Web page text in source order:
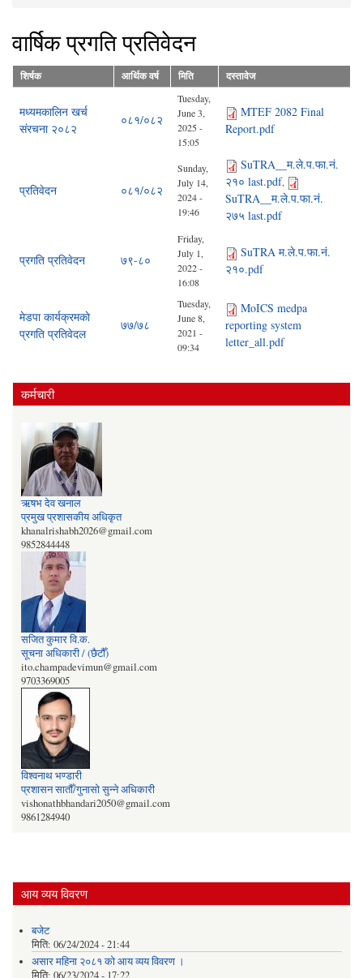
You are here
वार्षिक प्रगति प्रतिवेदन
शिर्षक आर्थिक वर्ष मिति दस्तावेज
मध्यमकालिन खर्च
संरचना २०८२
०८१/०८२
Tuesday,
June 3,
2025 -
15:05
MTEF 2082 Final
Report.pdf
प्रतिवेदन ०८१/०८२
Sunday,
July 14,
2024 -
19:46
SuTRA__म.ले.प.फा.नं.
२१० last.pdf,
SuTRA__म.ले.प.फा.नं.
२७५ last.pdf
प्रगति प्रतिवेदन ७९-८०
Friday,
July 1,
2022 -
16:08
SuTRA म.ले.प.फा.नं.
२१०.pdf
मेडपा कार्यक्रमकाे
प्रगति प्रतिवेदल
७७/७८
Tuesday,
June 8,
2021 -
09:34
MoICS medpa
reporting system
letter_all.pdf
कर्मचारी
ऋषभ देव खनाल
प्रमुख प्रशासकीय अधिकृत
khanalrishabh2026@gmail.com
9852844448
सजित कुमार वि‍‌.क.
सूचना अधिकारी / (छैटौँ)
ito.champadevimun@gmail.com
9703369005
विश्वनाथ भण्डारी
प्रशासन सातौँ/गुनासो सुन्‍ने अधिकारी
vishonathbhandari2050@gmail.com
9861284940
आय व्यय विवरण
बजेट
मिति: 06/24/2024 - 21:44
असार महिना २०८१ को आय व्यय विवरण ।
मिति: 06/23/2024 - 17:22